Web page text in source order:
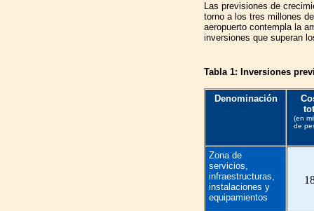
Las previsiones de
torno a los tres millones
aeropuerto contempla la
inversiones que superan
Tabla 1: Inversiones
Denominación
(en
de
Zona de
servicios,
infraestructuras,
instalaciones y
equipamientos